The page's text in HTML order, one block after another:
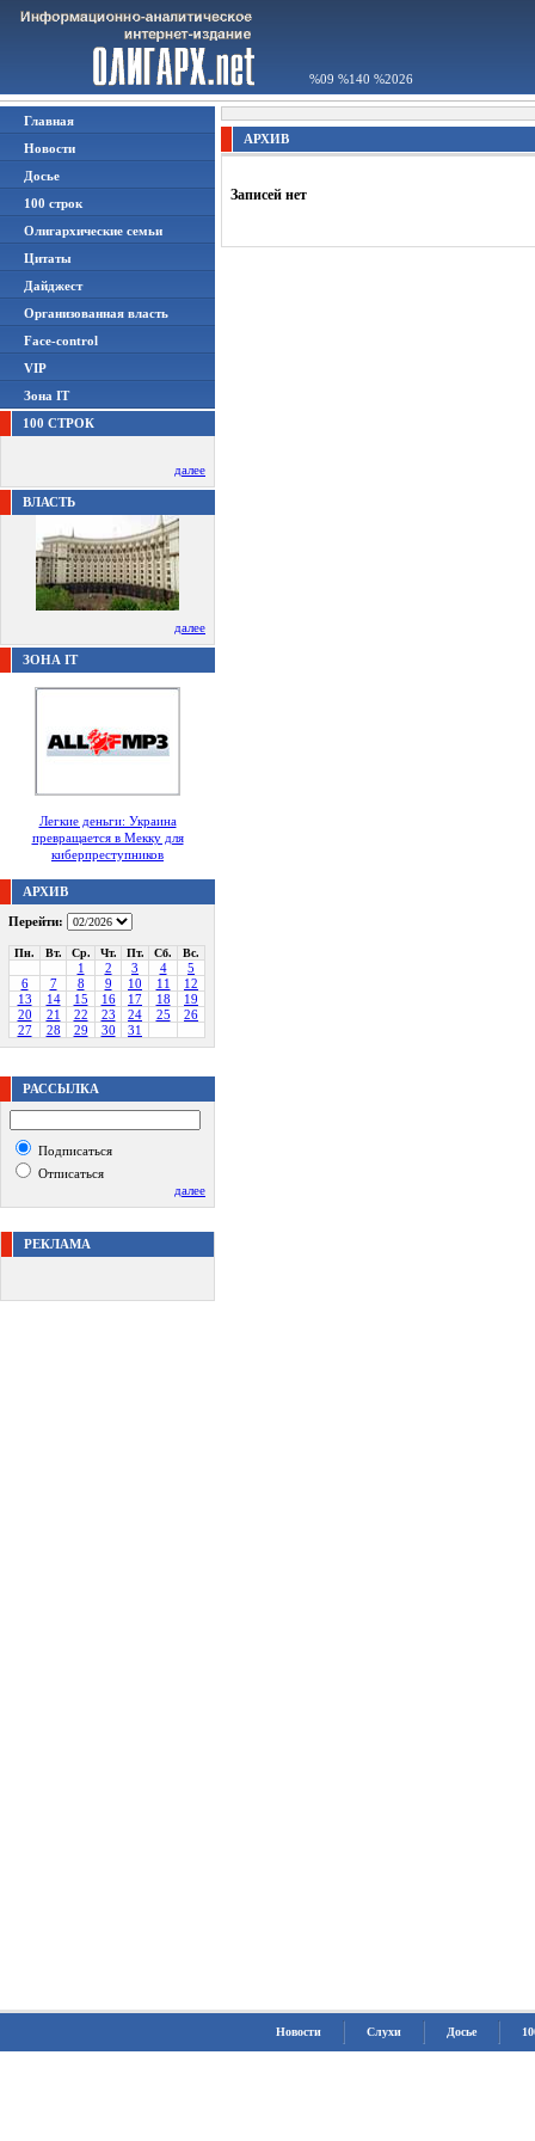
%09 %140 %2026
Главная
Новости
Досье
100 строк
Олигархические семьи
Цитаты
Дайджест
Организованная власть
Face-control
VIP
Зона IT
100 СТРОК
далее
ВЛАСТЬ
далее
ЗОНА IT
Легкие деньги: Украина
превращается в Мекку для
киберпреступников
АРХИВ
Перейти:
Пн. Вт. Ср. Чт. Пт. Сб. Вс.
1 2 3 4
5
6
7 8 9 10 11
12
13
14 15 16 17 18
19
20
21 22 23 24 25
26
27
28 29 30 31
РАССЫЛКА
Подписаться
Отписаться
далее
РЕКЛАМА
АРХИВ
Записей нет
Новости Слухи Досье